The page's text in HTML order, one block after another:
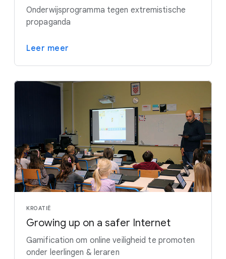
Onderwijsprogramma tegen extremistische
propaganda
Leer meer
KROATIË
Growing up on a safer Internet
Gamification om online veiligheid te promoten
onder leerlingen & leraren